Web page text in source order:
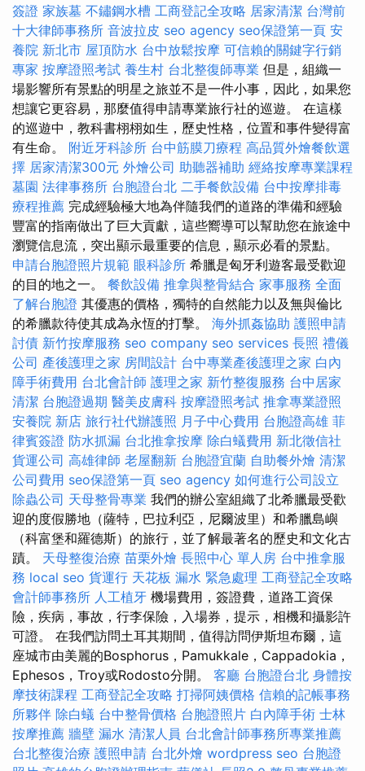
簽證 家族墓 不鏽鋼水槽 工商登記全攻略 居家清潔 台灣前
十大律師事務所 音波拉皮 seo agency seo保證第一頁 安
養院 新北市 屋頂防水 台中放鬆按摩 可信賴的關鍵字行銷
專家 按摩證照考試 養生村 台北整復師專業 但是，組織一
場影響所有景點的明星之旅並不是一件小事，因此，如果您
想讓它更容易，那麼值得申請專業旅行社的巡遊。 在這樣
的巡遊中，教科書栩栩如生，歷史性格，位置和事件變得富
有生命。 附近牙科診所 台中筋膜刀療程 高品質外燴餐飲選
擇 居家清潔300元 外燴公司 助聽器補助 經絡按摩專業課程
墓園 法律事務所 台胞證台北 二手餐飲設備 台中按摩排毒
療程推薦 完成經驗極大地為伴隨我們的道路的準備和經驗
豐富的指南做出了巨大貢獻，這些嚮導可以幫助您在旅途中
瀏覽信息流，突出顯示最重要的信息，顯示必看的景點。
申請台胞證照片規範 眼科診所 希臘是匈牙利遊客最受歡迎
的目的地之一。 餐飲設備 推拿與整骨結合 家事服務 全面
了解台胞證 其優惠的價格，獨特的自然能力以及無與倫比
的希臘款待使其成為永恆的打擊。 海外抓姦協助 護照申請
討債 新竹按摩服務 seo company seo services 長照 禮儀
公司 產後護理之家 房間設計 台中專業產後護理之家 白內
障手術費用 台北會計師 護理之家 新竹整復服務 台中居家
清潔 台胞證過期 醫美皮膚科 按摩證照考試 推拿專業證照
安養院 新店 旅行社代辦護照 月子中心費用 台胞證高雄 菲
律賓簽證 防水抓漏 台北推拿按摩 除白蟻費用 新北徵信社
貨運公司 高雄律師 老屋翻新 台胞證宜蘭 自助餐外燴 清潔
公司費用 seo保證第一頁 seo agency 如何進行公司設立
除蟲公司 天母整骨專業 我們的辦公室組織了北希臘最受歡
迎的度假勝地（薩特，巴拉利亞，尼爾波里）和希臘島嶼
（科富堡和羅德斯）的旅行，並了解最著名的歷史和文化古
蹟。 天母整復治療 苗栗外燴 長照中心 單人房 台中推拿服
務 local seo 貨運行 天花板 漏水 緊急處理 工商登記全攻略
會計師事務所 人工植牙 機場費用，簽證費，道路工資保
險，疾病，事故，行李保險，入場券，提示，相機和攝影許
可證。 在我們訪問土耳其期間，值得訪問伊斯坦布爾，這
座城市由美麗的Bosphorus，Pamukkale，Cappadokia，
Ephesos，Troy或Rodosto分開。 客廳 台胞證台北 身體按
摩技術課程 工商登記全攻略 打掃阿姨價格 信賴的記帳事務
所夥伴 除白蟻 台中整骨價格 台胞證照片 白內障手術 士林
按摩推薦 牆壁 漏水 清潔人員 台北會計師事務所專業推薦
台北整復治療 護照申請 台北外燴 wordpress seo 台胞證